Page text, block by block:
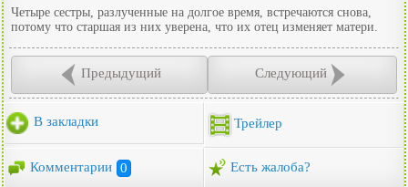
Четыре сестры, разлученные на долгое время, встречаются снова,
потому что старшая из них уверена, что их отец изменяет матери.
Предыдущий Следующий
В закладки Трейлер
Комментарии 0 Есть жалоба?